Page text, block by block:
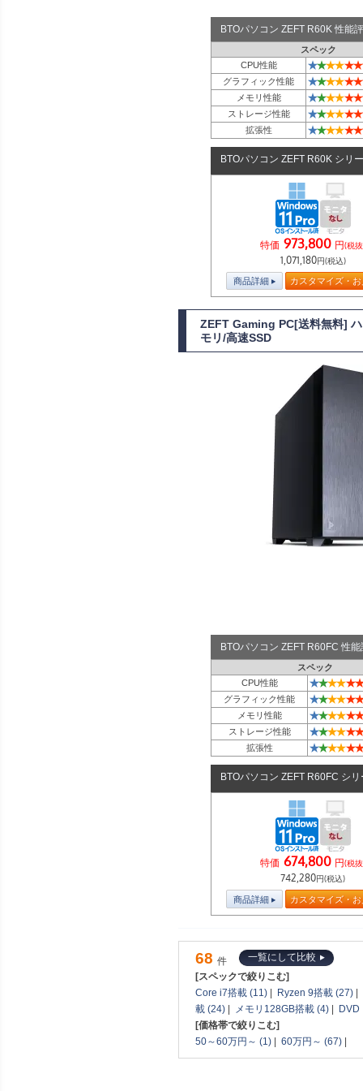
BTOパソコン ZEFT R60K 性能
スペック
CPU性能
★★★★★★
グラフィック性能 ★★★★★★
メモリ性能 ★★★★★★
ストレージ性能 ★★★★★★
拡張性 ★★★★★★
BTOパソコン ZEFT R60K シリ
特価 973,800 円(税
1,071,180円(税込)
商品詳細 カスタマイズ・
ZEFT Gaming PC[送料無料]
モリ/高速SSD
BTOパソコン ZEFT R60FC 性
スペック
CPU性能
★★★★★★
グラフィック性能 ★★★★★★
メモリ性能 ★★★★★★
ストレージ性能 ★★★★★★
拡張性 ★★★★★★
BTOパソコン ZEFT R60FC シリ
特価 674,800 円(税
742,280円(税込)
商品詳細 カスタマイズ・
68 件
一覧にして比較
[スペックで絞りこむ]
Core i7搭載 (11)
Ryzen 9搭載 (27)
載 (24)
メモリ128GB搭載 (4)
DVD
[価格帯で絞りこむ]
50～60万円～ (1)
60万円～ (67)